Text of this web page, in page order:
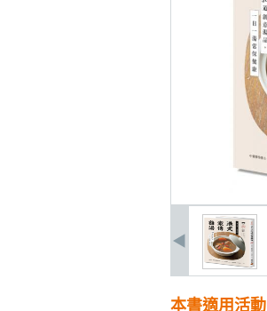
本書適用活動